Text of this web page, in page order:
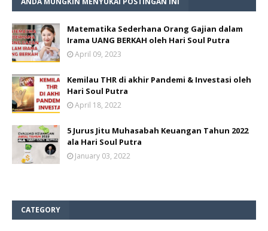
Matematika Sederhana Orang Gajian dalam
Irama UANG BERKAH oleh Hari Soul Putra
April 09, 2023
Kemilau THR di akhir Pandemi & Investasi oleh
Hari Soul Putra
April 18, 2022
5 Jurus Jitu Muhasabah Keuangan Tahun 2022
ala Hari Soul Putra
January 03, 2022
CATEGORY